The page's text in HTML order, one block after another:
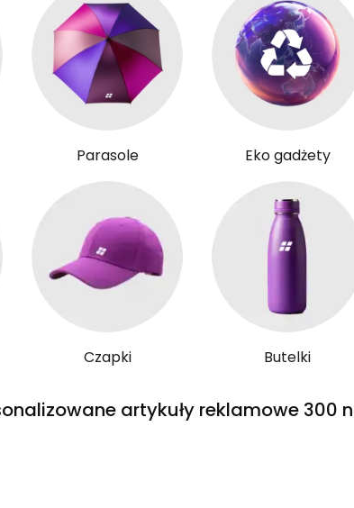
Parasole Eko gadżety
Czapki Butelki
artykuły reklamowe 300